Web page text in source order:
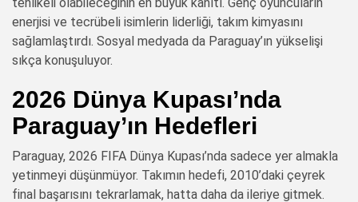
tehlikeli olabileceğinin en büyük kanıtı. Genç oyuncuların
enerjisi ve tecrübeli isimlerin liderliği, takım kimyasını
sağlamlaştırdı. Sosyal medyada da Paraguay’ın yükselişi
sıkça konuşuluyor.
2026 Dünya Kupası’nda
Paraguay’ın Hedefleri
Paraguay, 2026 FIFA Dünya Kupası’nda sadece yer almakla
yetinmeyi düşünmüyor. Takımın hedefi, 2010’daki çeyrek
final başarısını tekrarlamak, hatta daha da ileriye gitmek.